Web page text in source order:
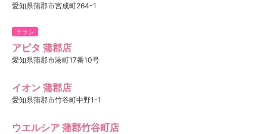
愛知県蒲郡市宮成町264-1
チラシ
アピタ 蒲郡店
愛知県蒲郡市港町17番10号
イオン 蒲郡店
愛知県蒲郡市竹谷町中野1-1
ウエルシア 蒲郡竹谷町店